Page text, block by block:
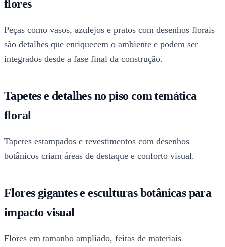
flores
Peças como vasos, azulejos e pratos com desenhos florais
são detalhes que enriquecem o ambiente e podem ser
integrados desde a fase final da construção.
Tapetes e detalhes no piso com temática
floral
Tapetes estampados e revestimentos com desenhos
botânicos criam áreas de destaque e conforto visual.
Flores gigantes e esculturas botânicas para
impacto visual
Flores em tamanho ampliado, feitas de materiais